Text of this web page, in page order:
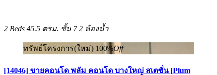
2 Beds 45.5 ตรม. ชั้น 7 2 ห้องน้ำ
ทรัพย์โครงการ(ใหม่) 100%Off
[14046] ขายคอนโด พลัม คอนโด บางใหญ่ สเตชั่น [Plum